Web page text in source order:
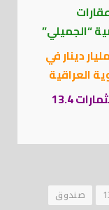
عاجل …القضاء العراقي يسترد 19 مليار دينار في
العراقية
مصنع ورقي تركي في الجزائر باستثمارات 13.4
صندوق